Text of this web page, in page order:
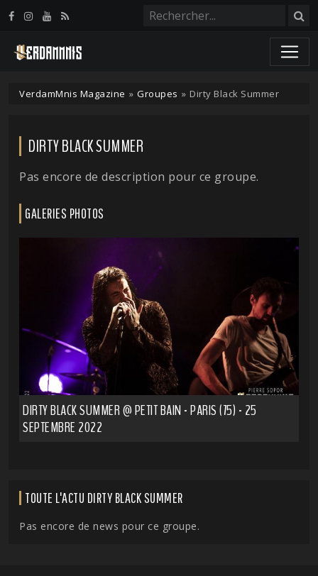
VerdamMnis Magazine » Groupes » Dirty Black Summer
DIRTY BLACK SUMMER
Pas encore de description pour ce groupe.
GALERIES PHOTOS
DIRTY BLACK SUMMER @ PETIT BAIN - PARIS (75) - 25
SEPTEMBRE 2022
TOUTE L'ACTU DIRTY BLACK SUMMER
Pas encore de news pour ce groupe.
Panneau de gestion des cookies